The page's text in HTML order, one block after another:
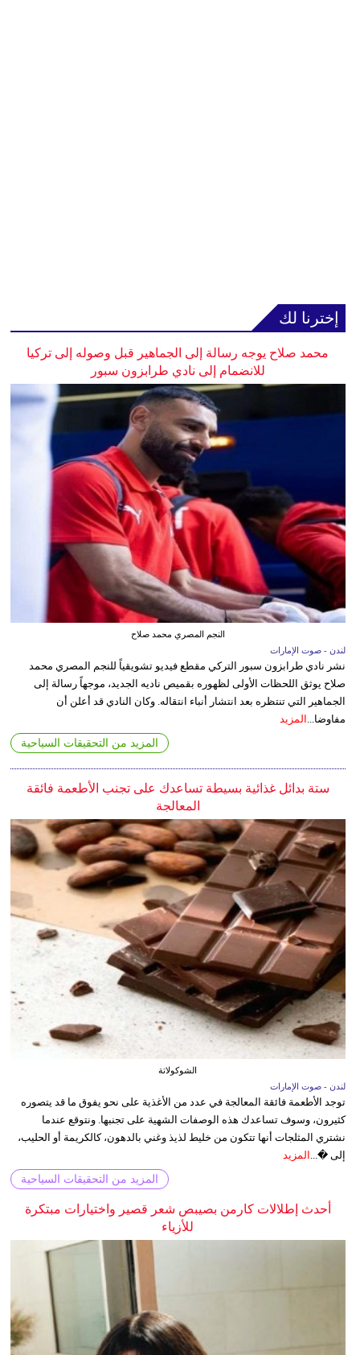
إخترنا لك
محمد صلاح يوجه رسالة إلى الجماهير قبل وصوله إلى تركيا
للانضمام إلى نادي طرابزون سبور
النجم المصري محمد صلاح
لندن - صوت الإمارات
نشر نادي طرابزون سبور التركي مقطع فيديو تشويقياً للنجم المصري محمد
صلاح يوثق اللحظات الأولى لظهوره بقميص ناديه الجديد، موجهاً رسالة إلى
الجماهير التي تنتظره بعد انتشار أنباء انتقاله. وكان النادي قد أعلن أن
مفاوضا... المزيد
المزيد من التحقيقات السياحية
ستة بدائل غذائية بسيطة تساعدك على تجنب الأطعمة فائقة
المعالجة
الشوكولاتة
لندن - صوت الإمارات
توجد الأطعمة فائقة المعالجة في عدد من الأغذية على نحو يفوق ما قد يتصوره
كثيرون، وسوف تساعدك هذه الوصفات الشهية على تجنبها. ونتوقع عندما
نشتري المثلجات أنها تتكون من خليط لذيذ وغني بالدهون، كالكريمة أو الحليب،
إلى �... المزيد
المزيد من التحقيقات السياحية
أحدث إطلالات كارمن بصيبص شعر قصير واختيارات مبتكرة
للأزياء